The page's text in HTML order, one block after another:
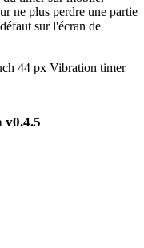
ne plus perdre une partie
sur l'écran de
44 px Vibration timer
v0.4.5